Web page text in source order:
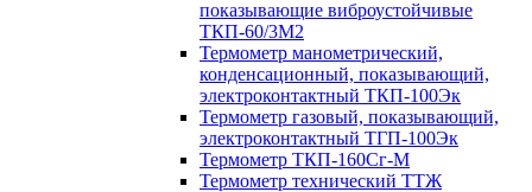
показывающие виброустойчивые
ТКП-60/3М2
Термометр манометрический,
конденсационный, показывающий,
электроконтактный ТКП-100Эк
Термометр газовый, показывающий,
электроконтактный ТГП-100Эк
Термометр ТКП-160Сг-М
Термометр технический ТТЖ